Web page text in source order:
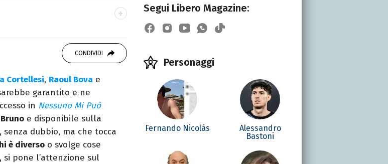
Scrivo di spettacoli, film
CONDIVIDI
Cortellesi, Raoul Bova e
garantito e ne
in Nessuno Mi Può
e disponibile sulla
senza dubbio, ma che tocca
è diverso o svolge cose
si pone l’attenzione sul
Segui Libero Magazine:
Personaggi
Fernando Nicolás
Alessandro
Bastoni